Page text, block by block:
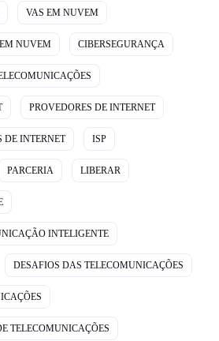
VAS EM NUVEM
NUVEM CIBERSEGURANÇA
PROVEDORES DE INTERNET
DE INTERNET ISP
PARCERIA LIBERAR
INTELIGENTE
DESAFIOS DAS TELECOMUNICAÇÕES
TELECOMUNICAÇÕES